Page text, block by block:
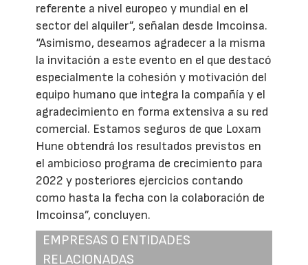
referente a nivel europeo y mundial en el
sector del alquiler”, señalan desde Imcoinsa.
“Asimismo, deseamos agradecer a la misma
la invitación a este evento en el que destacó
especialmente la cohesión y motivación del
equipo humano que integra la compañía y el
agradecimiento en forma extensiva a su red
comercial. Estamos seguros de que Loxam
Hune obtendrá los resultados previstos en
el ambicioso programa de crecimiento para
2022 y posteriores ejercicios contando
como hasta la fecha con la colaboración de
Imcoinsa”, concluyen.
EMPRESAS O ENTIDADES
RELACIONADAS